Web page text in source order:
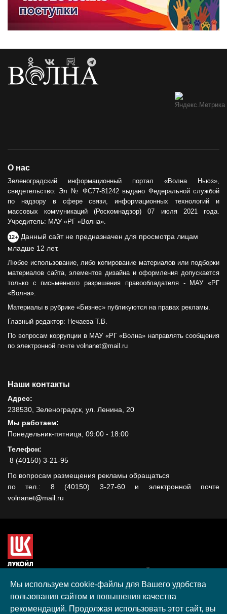
О нас
Зеленоградский информационный портал «Волна Ньюз»,
свидетельство: Эл № ФС77-81242 выдано Федеральной службой
по надзору в сфере связи, информационных технологий и
массовых коммуникаций (Роскомнадзор) 07 июля 2021 года.
Учредитель: МАУ «РГ «Волна».
12+ Данный сайт не предназначен для просмотра лицам
младше 12 лет.
Любое использование, либо копирование материалов или подборки
материалов сайта, элементов дизайна и оформления допускается
только с письменного разрешения правообладателя - МАУ «РГ
«Волна».
Материалы в рубрике «Бизнес» публикуются на правах рекламы.
Главный редактор: Нечаева Т.В.
По вопросам коррупции в МАУ «РГ «Волна» направлять сообщения
по электронной почте volnanet@mail.ru
Наши контакты
Адрес:
238530, Зеленоградск, ул. Ленина, 20
Мы работаем:
Понедельник-пятница, 09:00 - 18:00
Телефон:
8 (40150) 3-21-95
По вопросам размещения рекламы обращаться
по тел.: 8 (40150) 3-27-60 и электронной почте
volnanet@mail.ru
гранта, полученного в рамках XIII Конкурса социальных и
культурных проектов ПАО "ЛУКОЙЛ" на территории
Калининградской области в 2020 году
Мы используем cookie-файлы для Вашего удобства
пользования сайтом и повышения качества
рекомендаций. Продолжая использовать этот сайт, вы